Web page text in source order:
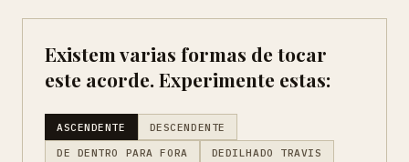
Existem varias formas de tocar
este acorde. Experimente estas:
ASCENDENTE DESCENDENTE
DE DENTRO PARA FORA DEDILHADO TRAVIS